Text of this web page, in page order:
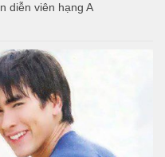
diễn viên hạng A